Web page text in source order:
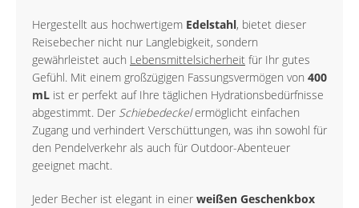
Hergestellt aus hochwertigem Edelstahl, bietet dieser
Reisebecher nicht nur Langlebigkeit, sondern
gewährleistet auch Lebensmittelsicherheit für Ihr gutes
Gefühl. Mit einem großzügigen Fassungsvermögen von 400
mL ist er perfekt auf Ihre täglichen Hydrationsbedürfnisse
abgestimmt. Der Schiebedeckelermöglicht einfachen
Zugang und verhindert Verschüttungen, was ihn sowohl für
den Pendelverkehr als auch für Outdoor-Abenteuer
geeignet macht.
Jeder Becher ist elegant in einer weißen Geschenkbox